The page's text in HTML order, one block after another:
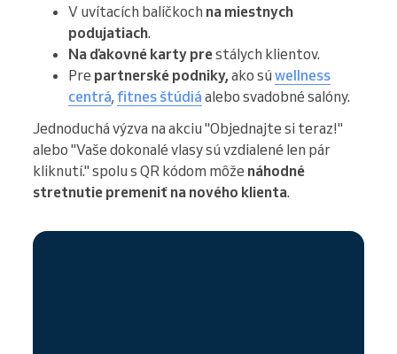
V uvítacích balíčkoch na miestnych
podujatiach.
Na ďakovné karty prestálych klientov.
Pre partnerské podniky,ako sú wellness
centrá, fitnes štúdiá alebo svadobné salóny.
Jednoduchá výzva na akciu "Objednajte si teraz!"
alebo "Vaše dokonalé vlasy sú vzdialené len pár
kliknutí." spolu s QR kódom môže náhodné
stretnutie premeniť na nového klienta.